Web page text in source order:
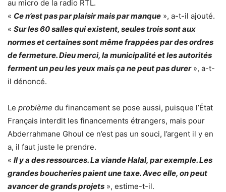
au micro de la radio RTL.
« Ce n’est pas par plaisir mais par manque », a-t-il ajouté.
« Sur les 60 salles qui existent, seules trois sont aux
normes et certaines sont même frappées par des ordres
de fermeture. Dieu merci, la municipalité et les autorités
ferment un peu les yeux mais ça ne peut pas durer », a-t-
il dénoncé.
Le problème du financement se pose aussi, puisque l’État
Français interdit les financements étrangers, mais pour
Abderrahmane Ghoul ce n’est pas un souci, l’argent il y en
a, il faut juste le prendre.
« Il y a des ressources. La viande Halal, par exemple. Les
grandes boucheries paient une taxe. Avec elle, on peut
avancer de grands projets », estime-t-il.